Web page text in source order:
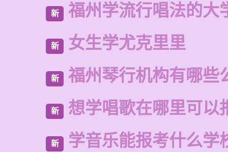
新 福州学流行唱法的大
新 女生学尤克里里
新 福州琴行机构有哪些
新 想学唱歌在哪里可以
新 学音乐能报考什么学